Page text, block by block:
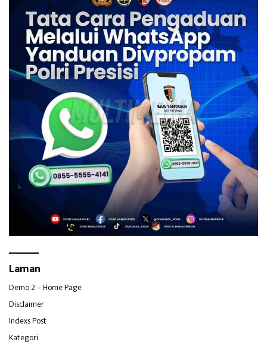
Laman
Demo 2 – Home Page
Disclaimer
Indexs Post
Kategori